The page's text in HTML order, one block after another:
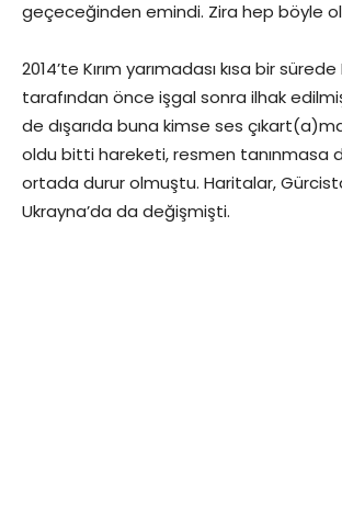
geçeceğinden emindi. Zira hep böyle
2014’te Kırım yarımadası kısa bir
tarafından önce işgal sonra ilhak
de dışarıda buna kimse ses
oldu bitti hareketi, resmen tanınmasa
ortada durur olmuştu. Haritalar,
Ukrayna’da da değişmişti.